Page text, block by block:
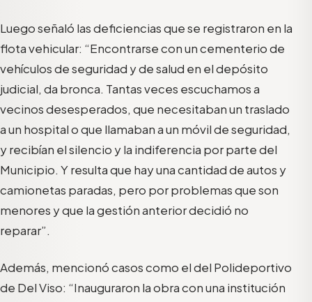
Luego señaló las deficiencias que se registraron en la
flota vehicular: “Encontrarse con un cementerio de
vehículos de seguridad y de salud en el depósito
judicial, da bronca. Tantas veces escuchamos a
vecinos desesperados, que necesitaban un traslado
a un hospital o que llamaban a un móvil de seguridad,
y recibían el silencio y la indiferencia por parte del
Municipio. Y resulta que hay una cantidad de autos y
camionetas paradas, pero por problemas que son
menores y que la gestión anterior decidió no
reparar”.
Además, mencionó casos como el del Polideportivo
de Del Viso: “Inauguraron la obra con una institución